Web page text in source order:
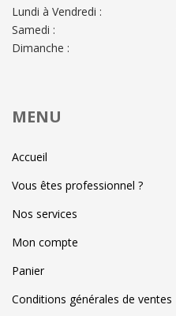
Lundi à Vendredi :
Samedi :
Dimanche :
MENU
Accueil
Vous êtes professionnel ?
Nos services
Mon compte
Panier
Conditions générales de ventes